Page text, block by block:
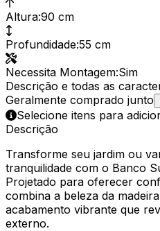
Altura:90 cm
Profundidade:55 cm
Necessita Montagem:Sim
Descrição e todas as
Geralmente comprado junto
Selecione itens para
Descrição
Transforme seu jardim ou
tranquilidade com o Banco
Projetado para oferecer
combina a beleza da
acabamento vibrante que
externo.